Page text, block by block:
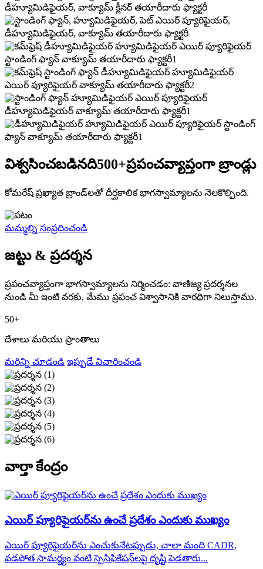
విశ్వసించబడినది500+ప్రపంచవ్యాప్తంగా బ్రాండ్లు
కోమరేష్ ప్రఖ్యాత బ్రాండ్‌లతో దీర్ఘకాలిక భాగస్వామ్యాలను నెలకొల్పింది.
మమ్మల్ని సంప్రదించండి
జట్టు & ప్రదర్శన
ప్రపంచవ్యాప్తంగా భాగస్వామ్యాలను నిర్మించడం: వాణిజ్య ప్రదర్శనల
నుండి మీ ఇంటి వరకు, మేము ప్రపంచ విశ్వాసానికి వారధిగా నిలుస్తాము.
50+
దేశాలు మరియు ప్రాంతాలు
మరిన్ని చూడండి ఇప్పుడే విచారించండి
వార్తా కేంద్రం
ఎయిర్ ప్యూరిఫైయర్‌ను ఉంచే ప్రదేశం ఎందుకు ముఖ్యం
ఎయిర్ ప్యూరిఫైయర్‌ను ఎంచుకునేటప్పుడు, చాలా మంది CADR,
వడపోత సామర్థ్యం వంటి స్పెసిఫికేషన్‌లపై దృష్టి పెడతారు...